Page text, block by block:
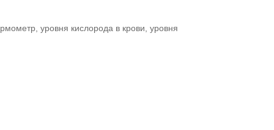
уровня кислорода в крови, уровня